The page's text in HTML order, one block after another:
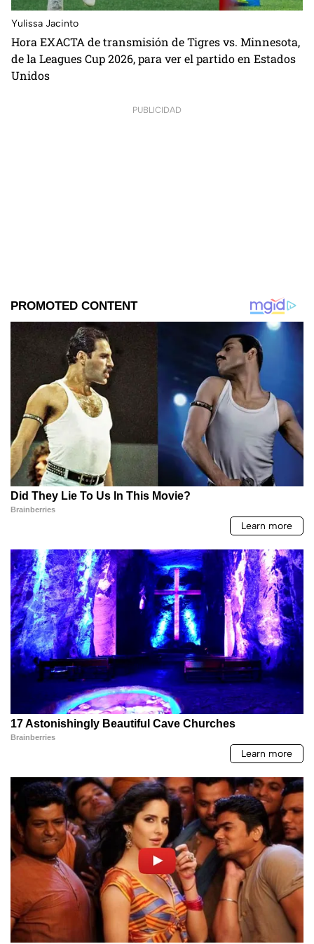
Yulissa Jacinto
Hora EXACTA de transmisión de Tigres vs. Minnesota,
de la Leagues Cup 2026, para ver el partido en Estados
Unidos
PUBLICIDAD